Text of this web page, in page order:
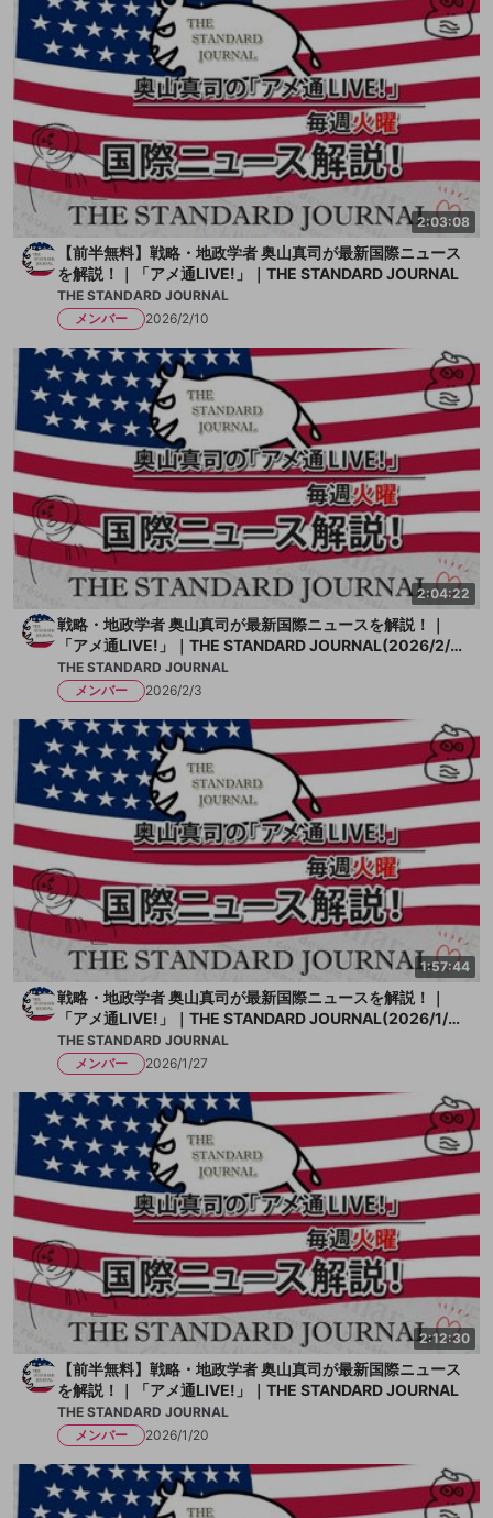
2:03:08
【前半無料】戦略・地政学者 奥山真司が最新国際ニュース
を解説！｜「アメ通LIVE!」｜THE STANDARD JOURNAL
THE STANDARD JOURNAL
メンバー
2026/2/10
2:04:22
戦略・地政学者 奥山真司が最新国際ニュースを解説！｜
「アメ通LIVE!」｜THE STANDARD JOURNAL(2026/2/
3)
THE STANDARD JOURNAL
メンバー
2026/2/3
1:57:44
戦略・地政学者 奥山真司が最新国際ニュースを解説！｜
「アメ通LIVE!」｜THE STANDARD JOURNAL(2026/1/2
7)
THE STANDARD JOURNAL
メンバー
2026/1/27
2:12:30
【前半無料】戦略・地政学者 奥山真司が最新国際ニュース
を解説！｜「アメ通LIVE!」｜THE STANDARD JOURNAL
THE STANDARD JOURNAL
メンバー
2026/1/20